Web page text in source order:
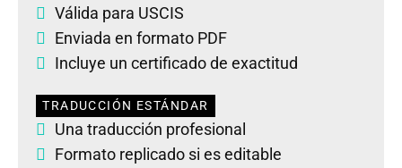
Válida para USCIS
Enviada en formato PDF
Incluye un certificado de exactitud
TRADUCCIÓN ESTÁNDAR
Una traducción profesional
Formato replicado si es editable